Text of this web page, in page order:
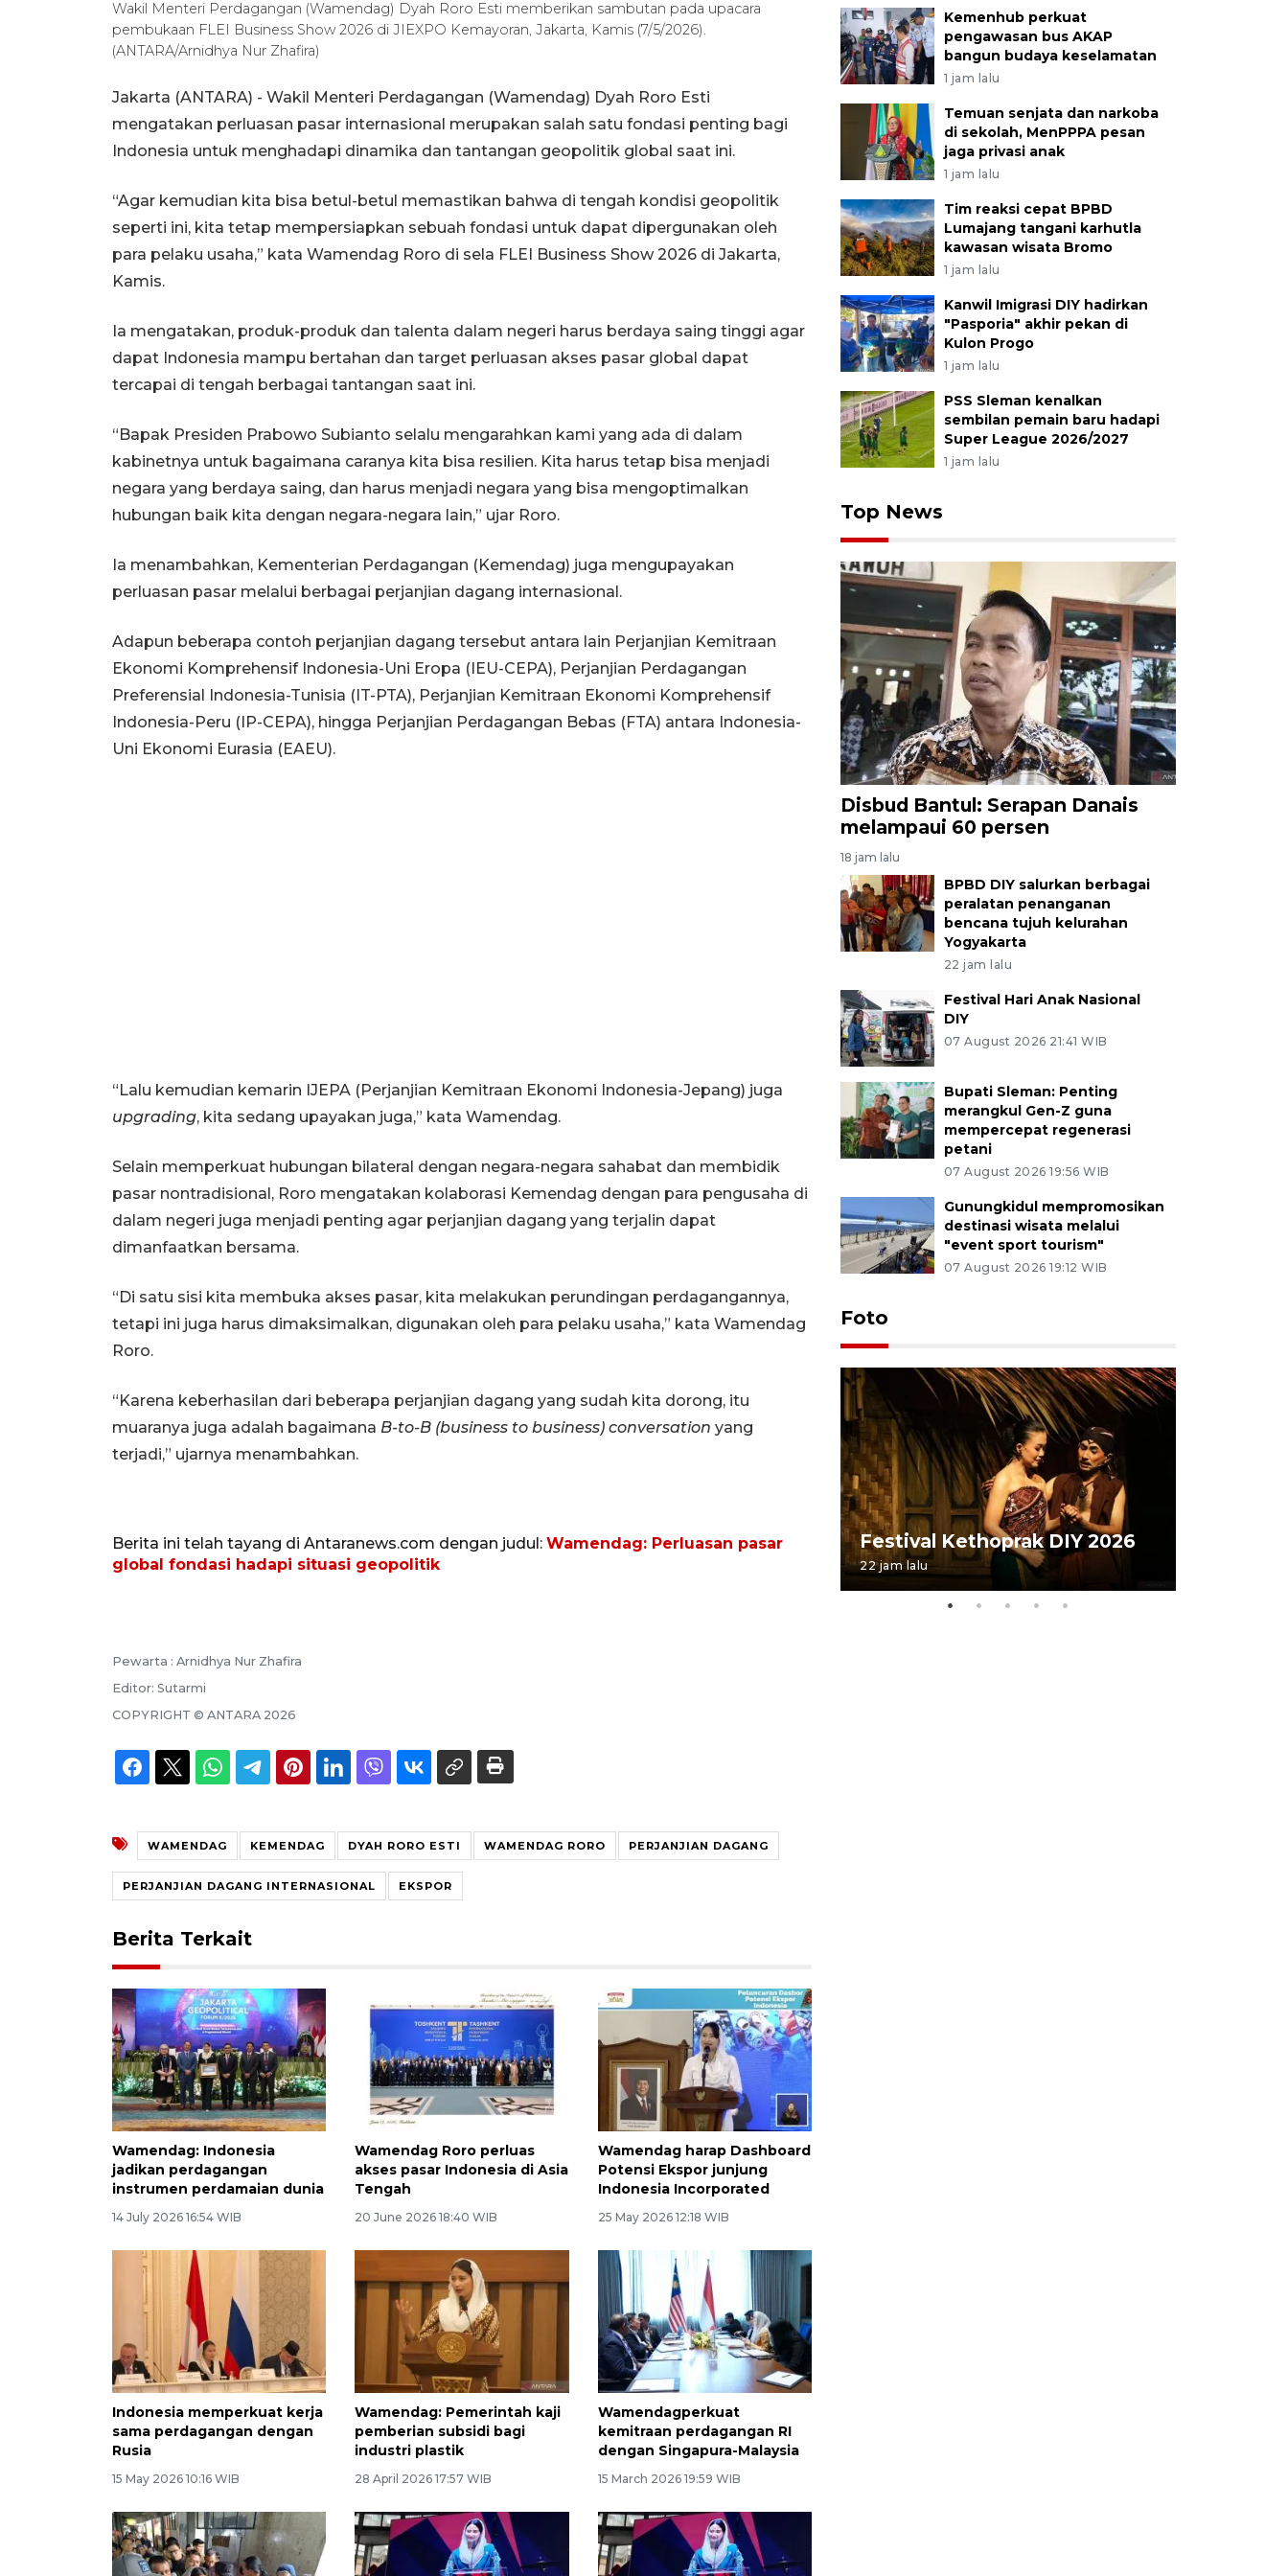
Wakil Menteri Perdagangan (Wamendag) Dyah Roro Esti memberikan sambutan pada upacara
pembukaan FLEI Business Show 2026 di JIEXPO Kemayoran, Jakarta, Kamis (7/5/2026).
(ANTARA/Arnidhya Nur Zhafira)
Jakarta (ANTARA) - Wakil Menteri Perdagangan (Wamendag) Dyah Roro Esti
mengatakan perluasan pasar internasional merupakan salah satu fondasi penting bagi
Indonesia untuk menghadapi dinamika dan tantangan geopolitik global saat ini.
“Agar kemudian kita bisa betul-betul memastikan bahwa di tengah kondisi geopolitik
seperti ini, kita tetap mempersiapkan sebuah fondasi untuk dapat dipergunakan oleh
para pelaku usaha,” kata Wamendag Roro di sela FLEI Business Show 2026 di Jakarta,
Kamis.
Ia mengatakan, produk-produk dan talenta dalam negeri harus berdaya saing tinggi agar
dapat Indonesia mampu bertahan dan target perluasan akses pasar global dapat
tercapai di tengah berbagai tantangan saat ini.
“Bapak Presiden Prabowo Subianto selalu mengarahkan kami yang ada di dalam
kabinetnya untuk bagaimana caranya kita bisa resilien. Kita harus tetap bisa menjadi
negara yang berdaya saing, dan harus menjadi negara yang bisa mengoptimalkan
hubungan baik kita dengan negara-negara lain,” ujar Roro.
Ia menambahkan, Kementerian Perdagangan (Kemendag) juga mengupayakan
perluasan pasar melalui berbagai perjanjian dagang internasional.
Adapun beberapa contoh perjanjian dagang tersebut antara lain Perjanjian Kemitraan
Ekonomi Komprehensif Indonesia-Uni Eropa (IEU-CEPA), Perjanjian Perdagangan
Preferensial Indonesia-Tunisia (IT-PTA), Perjanjian Kemitraan Ekonomi Komprehensif
Indonesia-Peru (IP-CEPA), hingga Perjanjian Perdagangan Bebas (FTA) antara Indonesia-
Uni Ekonomi Eurasia (EAEU).
“Lalu kemudian kemarin IJEPA (Perjanjian Kemitraan Ekonomi Indonesia-Jepang) juga
upgrading, kita sedang upayakan juga,” kata Wamendag.
Selain memperkuat hubungan bilateral dengan negara-negara sahabat dan membidik
pasar nontradisional, Roro mengatakan kolaborasi Kemendag dengan para pengusaha di
dalam negeri juga menjadi penting agar perjanjian dagang yang terjalin dapat
dimanfaatkan bersama.
“Di satu sisi kita membuka akses pasar, kita melakukan perundingan perdagangannya,
tetapi ini juga harus dimaksimalkan, digunakan oleh para pelaku usaha,” kata Wamendag
Roro.
“Karena keberhasilan dari beberapa perjanjian dagang yang sudah kita dorong, itu
muaranya juga adalah bagaimana B-to-B (business to business) conversation yang
terjadi,” ujarnya menambahkan.
Berita ini telah tayang di Antaranews.com dengan judul: Wamendag: Perluasan pasar
global fondasi hadapi situasi geopolitik
Pewarta : Arnidhya Nur Zhafira
Editor: Sutarmi
COPYRIGHT © ANTARA 2026
WAMENDAG KEMENDAG DYAH RORO ESTI WAMENDAG RORO PERJANJIAN DAGANG
PERJANJIAN DAGANG INTERNASIONAL EKSPOR
Berita Terkait
Wamendag: Indonesia
jadikan perdagangan
instrumen perdamaian dunia
14 July 2026 16:54 WIB
Wamendag Roro perluas
akses pasar Indonesia di Asia
Tengah
20 June 2026 18:40 WIB
Wamendag harap Dashboard
Potensi Ekspor junjung
Indonesia Incorporated
25 May 2026 12:18 WIB
Indonesia memperkuat kerja
sama perdagangan dengan
Rusia
15 May 2026 10:16 WIB
Wamendag: Pemerintah kaji
pemberian subsidi bagi
industri plastik
28 April 2026 17:57 WIB
Wamendagperkuat
kemitraan perdagangan RI
dengan Singapura-Malaysia
15 March 2026 19:59 WIB
Kemenhub perkuat
pengawasan bus AKAP
bangun budaya keselamatan
1 jam lalu
Temuan senjata dan narkoba
di sekolah, MenPPPA pesan
jaga privasi anak
1 jam lalu
Tim reaksi cepat BPBD
Lumajang tangani karhutla
kawasan wisata Bromo
1 jam lalu
Kanwil Imigrasi DIY hadirkan
"Pasporia" akhir pekan di
Kulon Progo
1 jam lalu
PSS Sleman kenalkan
sembilan pemain baru hadapi
Super League 2026/2027
1 jam lalu
Top News
Disbud Bantul: Serapan Danais
melampaui 60 persen
18 jam lalu
BPBD DIY salurkan berbagai
peralatan penanganan
bencana tujuh kelurahan
Yogyakarta
22 jam lalu
Festival Hari Anak Nasional
DIY
07 August 2026 21:41 WIB
Bupati Sleman: Penting
merangkul Gen-Z guna
mempercepat regenerasi
petani
07 August 2026 19:56 WIB
Gunungkidul mempromosikan
destinasi wisata melalui
"event sport tourism"
07 August 2026 19:12 WIB
Foto
melimpah picu deflasi DIY
Festival Kethoprak DIY 2026
22 jam lalu